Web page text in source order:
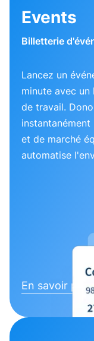
Events
Billetterie
Lancez un
minute avec
de travail.
et de marché
automatise
En savoir plus